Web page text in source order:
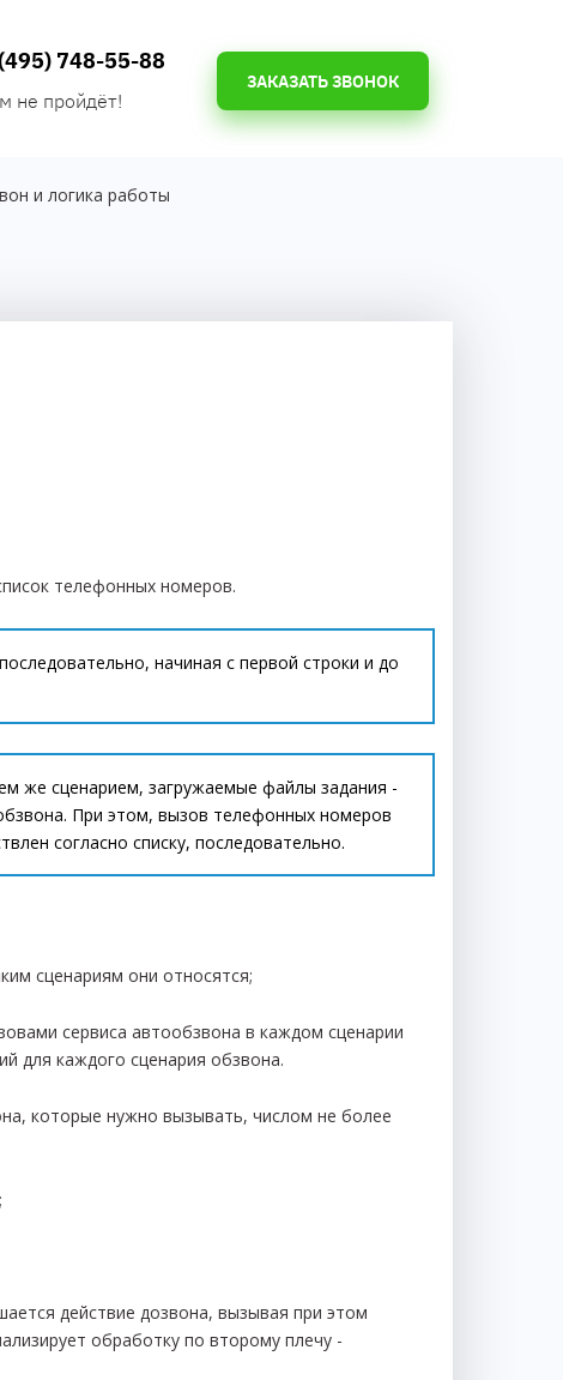
ЗАКАЗАТЬ ЗВОНОК
748-55-88
не пройдёт!
и логика работы
телефонных номеров.
начиная с первой строки и до
же сценарием, загружаемые файлы задания -
При этом, вызов телефонных номеров
согласно списку, последовательно.
сценариям они относятся;
сервиса автообзвона в каждом сценарии
для каждого сценария обзвона.
которые нужно вызывать, числом не более
действие дозвона, вызывая при этом
обработку по второму плечу -